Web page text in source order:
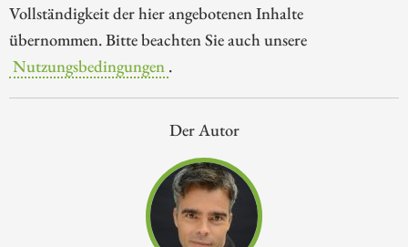
Vollständigkeit der hier angebotenen Inhalte
übernommen. Bitte beachten Sie auch unsere
Nutzungsbedingungen .
Der Autor